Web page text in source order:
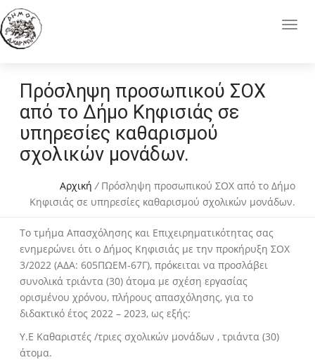
Πρόσληψη προσωπικού ΣΟΧ
από το Δήμο Κηφισιάς σε
υπηρεσίες καθαρισμού
σχολικών μονάδων.
Αρχική / Πρόσληψη προσωπικού ΣΟΧ από το Δήμο
Κηφισιάς σε υπηρεσίες καθαρισμού σχολικών μονάδων.
Το τμήμα Απασχόλησης και Επιχειρηματικότητας σας
ενημερώνει ότι ο Δήμος Κηφισιάς με την προκήρυξη ΣΟΧ
3/2022 (ΑΔΑ: 605ΠΩΕΜ-67Γ), πρόκειται να προσλάβει
συνολικά τριάντα (30) άτομα με σχέση εργασίας
ορισμένου χρόνου, πλήρους απασχόλησης, για το
διδακτικό έτος 2022 – 2023, ως εξής:
Υ.Ε Καθαριστές /τριες σχολικών μονάδων , τριάντα (30)
άτομα.